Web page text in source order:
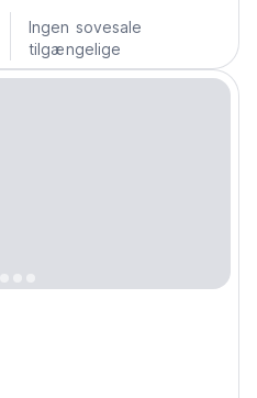
Ingen sovesale
tilgængelige